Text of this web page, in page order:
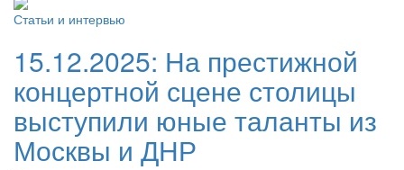
Статьи и интервью
15.12.2025: На престижной
концертной сцене столицы
выступили юные таланты из
Москвы и ДНР